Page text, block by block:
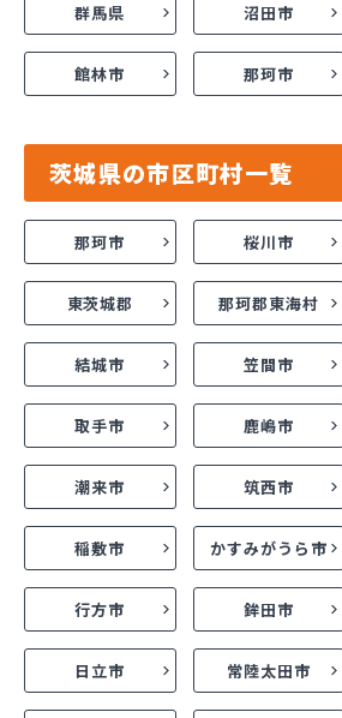
群馬県 沼田市
館林市 那珂市
茨城県の市区町村一覧
那珂市 桜川市
東茨城郡 那珂郡東海村
結城市 笠間市
取手市 鹿嶋市
潮来市 筑西市
稲敷市 かすみがうら市
行方市 鉾田市
日立市 常陸太田市